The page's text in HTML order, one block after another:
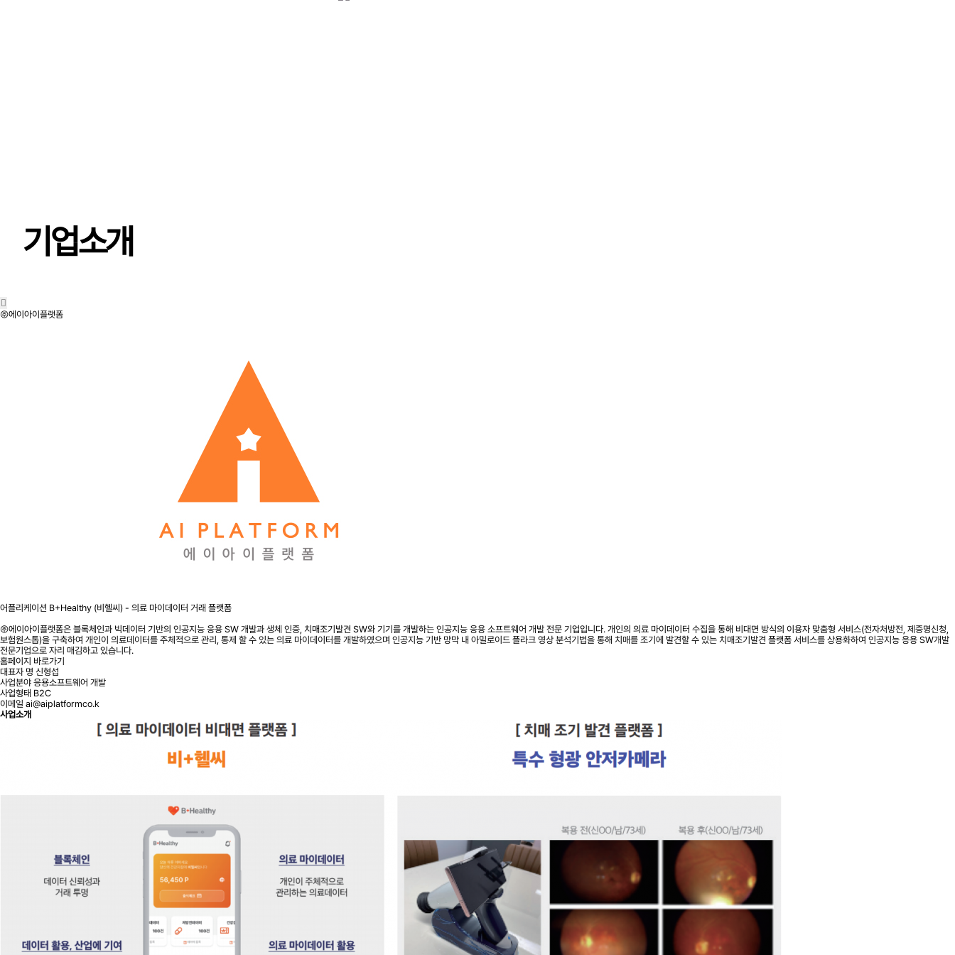
기업소개
㈜에이아이플랫폼
어플리케이션 B+Healthy (비헬씨) - 의료 마이데이터 거래 플랫폼
㈜에이아이플랫폼은 블록체인과 빅데이터 기반의 인공지능 응용 SW 개발과 생체 인증, 치매조기발견 SW와 기기를 개발하는 인공지능 응용 소프트웨어 개발 전문 기업입니다. 개인의 의료 마이데이터 수집을 통해 비대면 방식의 이용자 맞춤형 서비스(전자처방전, 제증명신청,
보험원스톱)을 구축하여 개인이 의료데이터를 주체적으로 관리, 통제 할 수 있는 의료 마이데이터를 개발하였으며 인공지능 기반 망막 내 아밀로이드 플라크 영상 분석기법을 통해 치매를 조기에 발견할 수 있는 치매조기발견 플랫폼 서비스를 상용화하여 인공지능 응용 SW개발
전문기업으로 자리 매김하고 있습니다.
홈페이지 바로가기
대표자 명 신형섭
사업분야 응용소프트웨어 개발
사업형태 B2C
이메일 ai@aiplatformco.k
사업소개